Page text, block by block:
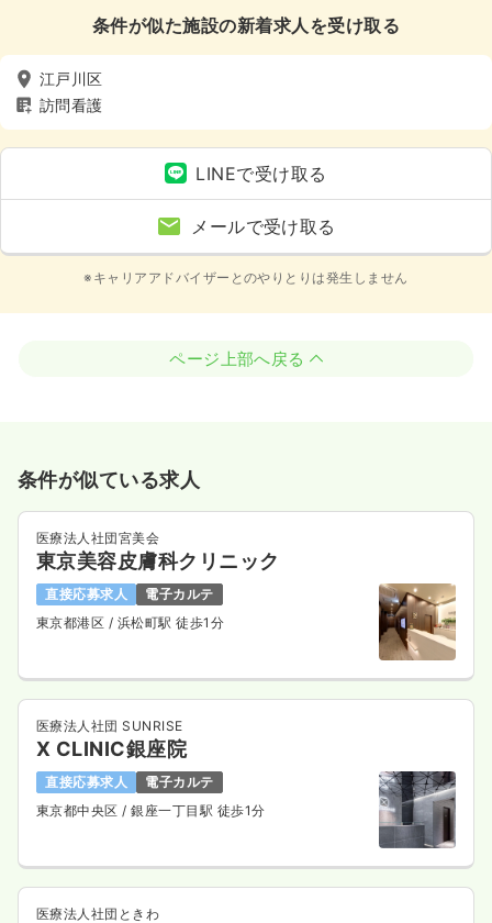
条件が似た施設の新着求人を受け取る
江戸川区
訪問看護
LINEで受け取る
メールで受け取る
※キャリアアドバイザーとのやりとりは発生しません
ページ上部へ戻る
条件が似ている求人
医療法人社団宮美会
東京美容皮膚科クリニック
直接応募求人
電子カルテ
東京都港区 / 浜松町駅 徒歩1分
医療法人社団 SUNRISE
X CLINIC銀座院
直接応募求人
電子カルテ
東京都中央区/ 銀座一丁目駅 徒歩1分
医療法人社団ときわ